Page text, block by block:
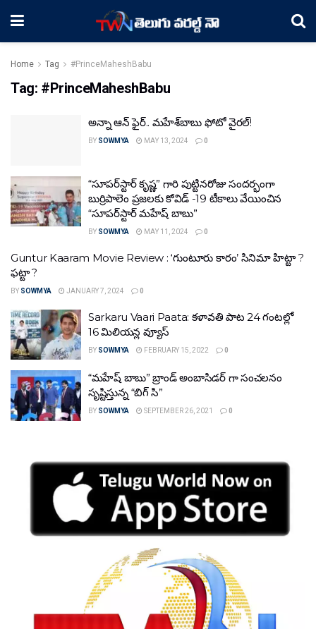
Home Tag #PrinceMaheshBabu
Tag: #PrinceMaheshBabu
అన్నా ఆన్‌ ఫైర్.. మహేశ్‌బాబు ఫోటో వైరల్!
BY SOWMYA MAY 13, 2024 0
“సూప‌ర్‌స్టార్ కృష్ణ” గారి పుట్టిన‌రోజు సందర్భంగా
బుర్రిపాలెం ప్రజలకు కోవిడ్ -19 టీకాలు వేయించిన‌
“సూప‌ర్‌స్టార్‌ మహేష్ బాబు”
BY SOWMYA MAY 11, 2024 0
Guntur Kaaram Movie Review : ‘గుంటూరు కారం’ సినిమా హిట్టా ?
ఫట్టా ?
BY SOWMYA JANUARY 7, 2024 0
Sarkaru Vaari Paata: క‌ళావ‌తి పాట 24 గంట‌ల్లో
16 మిలియ‌న్ల వ్యూస్
BY SOWMYA FEBRUARY 15, 2022 0
“మహేష్ బాబు” బ్రాండ్ అంబాసిడర్ గా సంచలనం
సృష్టిస్తున్న “బిగ్ సి”
BY SOWMYA SEPTEMBER 26, 2021 0